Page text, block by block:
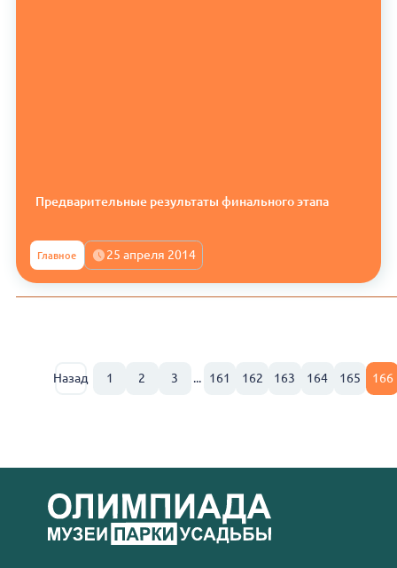
Предварительные результаты финального этапа
Главное 25 апреля 2014
Назад 1 2 3 ... 161 162 163 164 165 166